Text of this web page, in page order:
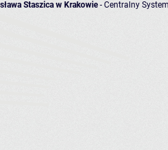
Staszica w Krakowie- Centralny